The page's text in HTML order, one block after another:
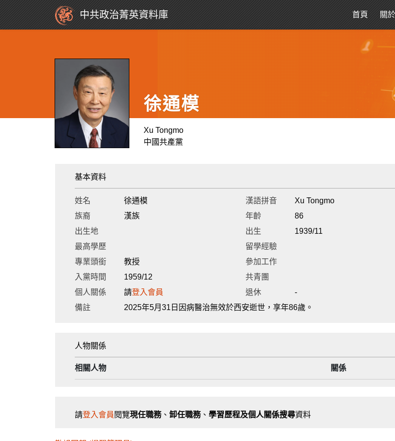
中共政治菁英資料庫 首頁 關
徐通模
Xu Tongmo
中國共產黨
基本資料
姓名 徐通模 漢語拼音 Xu Tongmo
族裔
漢族 年齡 86
出生地
出生 1939/11
最高學歷
留學經驗
專業頭銜
教授 參加工作
入黨時間
1959/12 共青團
個人關係
請登入會員 退休 -
備註
2025年5月31日因病醫治無效於西安逝世，享年86歲。
人物關係
相關人物 關係
請登入會員 閱覽現任職務、 卸任職務、 學習歷程及個人關係搜尋資料